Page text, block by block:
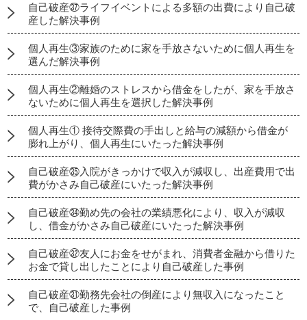
自己破産㊲ライフイベントによる多額の出費により自己破
産した解決事例
個人再生③家族のために家を手放さないために個人再生を
選んだ解決事例
個人再生②離婚のストレスから借金をしたが、家を手放さ
ないために個人再生を選択した解決事例
個人再生① 接待交際費の手出しと給与の減額から借金が
膨れ上がり、個人再生にいたった解決事例
自己破産㉟入院がきっかけで収入が減収し、出産費用で出
費がかさみ自己破産にいたった解決事例
自己破産㉞勤め先の会社の業績悪化により、収入が減収
し、借金がかさみ自己破産にいたった解決事例
自己破産㉜友人にお金をせがまれ、消費者金融から借りた
お金で貸し出したことにより自己破産した事例
自己破産㉛勤務先会社の倒産により無収入になったこと
で、自己破産した事例